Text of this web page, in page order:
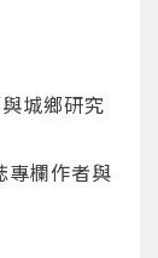
城鄉研究
專欄作者與